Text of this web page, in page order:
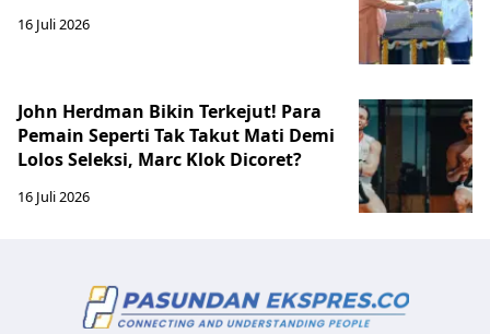
16 Juli 2026
John Herdman Bikin Terkejut! Para
Pemain Seperti Tak Takut Mati Demi
Lolos Seleksi, Marc Klok Dicoret?
16 Juli 2026